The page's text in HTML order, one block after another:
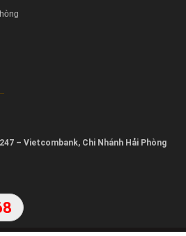
– Vietcombank, Chi Nhánh Hải Phòng